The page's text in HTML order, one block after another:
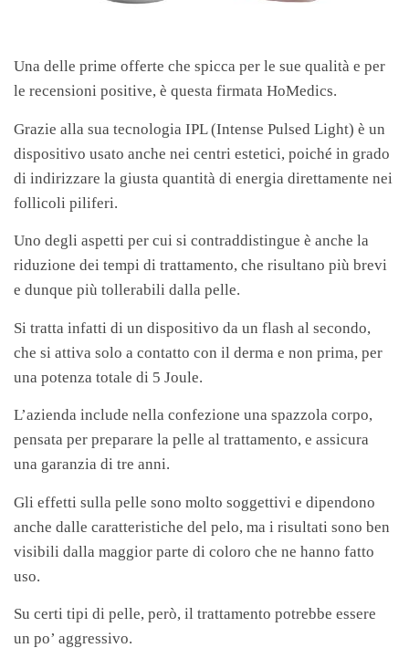
Una delle prime offerte che spicca per le sue qualità e per
le recensioni positive, è questa firmata HoMedics.
Grazie alla sua tecnologia IPL (Intense Pulsed Light) è un
dispositivo usato anche nei centri estetici, poiché in grado
di indirizzare la giusta quantità di energia direttamente nei
follicoli piliferi.
Uno degli aspetti per cui si contraddistingue è anche la
riduzione dei tempi di trattamento, che risultano più brevi
e dunque più tollerabili dalla pelle.
Si tratta infatti di un dispositivo da un flash al secondo,
che si attiva solo a contatto con il derma e non prima, per
una potenza totale di 5 Joule.
L’azienda include nella confezione una spazzola corpo,
pensata per preparare la pelle al trattamento, e assicura
una garanzia di tre anni.
Gli effetti sulla pelle sono molto soggettivi e dipendono
anche dalle caratteristiche del pelo, ma i risultati sono ben
visibili dalla maggior parte di coloro che ne hanno fatto
uso.
Su certi tipi di pelle, però, il trattamento potrebbe essere
un po’ aggressivo.